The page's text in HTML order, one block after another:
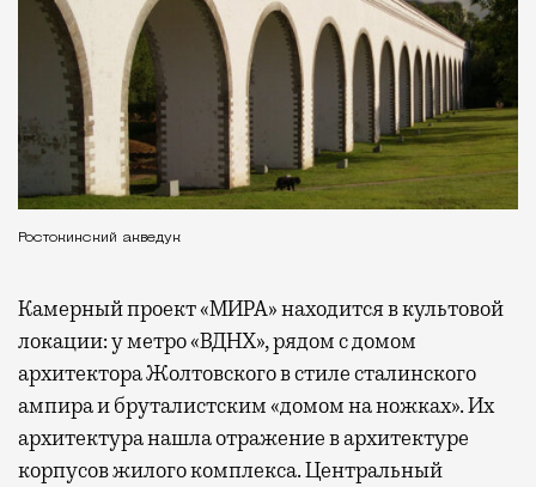
Ростокинский акведук
Камерный проект «МИРА» находится в культовой
локации: у метро «ВДНХ», рядом с домом
архитектора Жолтовского в стиле сталинского
ампира и бруталистским «домом на ножках». Их
архитектура нашла отражение в архитектуре
корпусов жилого комплекса. Центральный